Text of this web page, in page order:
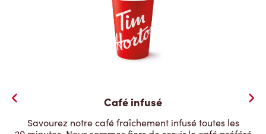
Café infusé
Savourez notre café fraîchement infusé toutes les